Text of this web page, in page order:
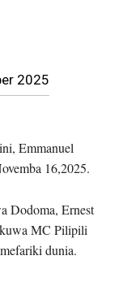
2025
Emmanuel
16,2025.
Dodoma, Ernest
MC Pilipili
dunia.